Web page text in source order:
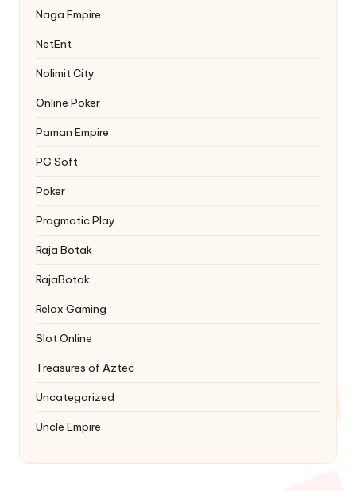
Naga Empire
NetEnt
Nolimit City
Online Poker
Paman Empire
PG Soft
Poker
Pragmatic Play
Raja Botak
RajaBotak
Relax Gaming
Slot Online
Treasures of Aztec
Uncategorized
Uncle Empire